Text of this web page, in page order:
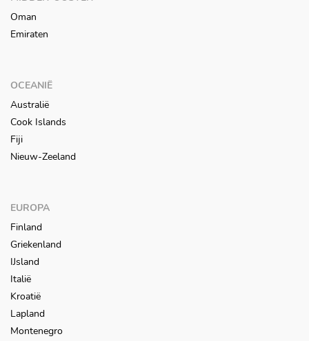
Oman
Emiraten
OCEANIË
Australië
Cook Islands
Fiji
Nieuw-Zeeland
EUROPA
Finland
Griekenland
IJsland
Italië
Kroatië
Lapland
Montenegro